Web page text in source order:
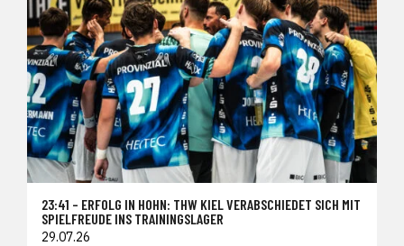
23:41 – ERFOLG IN HOHN: THW KIEL VERABSCHIEDET SICH MIT
SPIELFREUDE INS TRAININGSLAGER
29.07.26